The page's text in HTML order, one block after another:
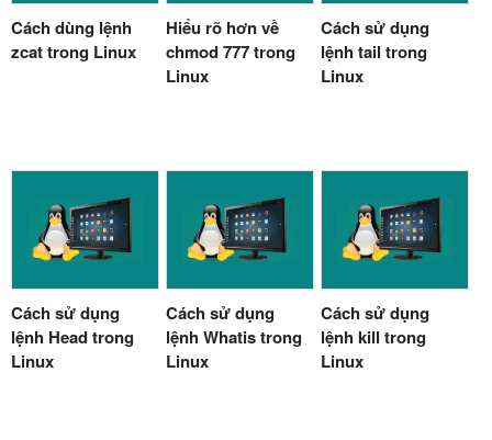
Cách dùng lệnh
zcat trong Linux
Hiểu rõ hơn về
chmod 777 trong
Linux
Cách sử dụng
lệnh tail trong
Linux
Cách sử dụng
lệnh Head trong
Linux
Cách sử dụng
lệnh Whatis trong
Linux
Cách sử dụng
lệnh kill trong
Linux